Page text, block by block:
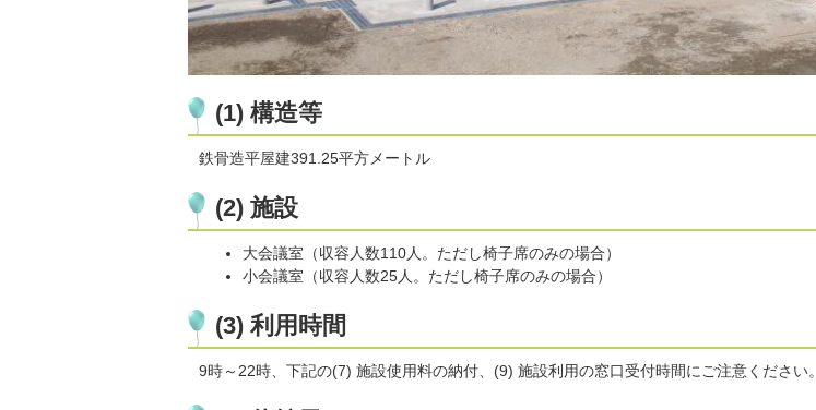
(1) 構造等
鉄骨造平屋建391.25平方メートル
(2) 施設
大会議室（収容人数110人。ただし椅子席のみの場合）
小会議室（収容人数25人。ただし椅子席のみの場合）
(3) 利用時間
9時～22時、下記の(7) 施設使用料の納付、(9) 施設利用の窓口受付時間にご注意ください。